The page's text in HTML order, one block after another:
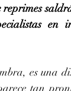
en
es una
tan